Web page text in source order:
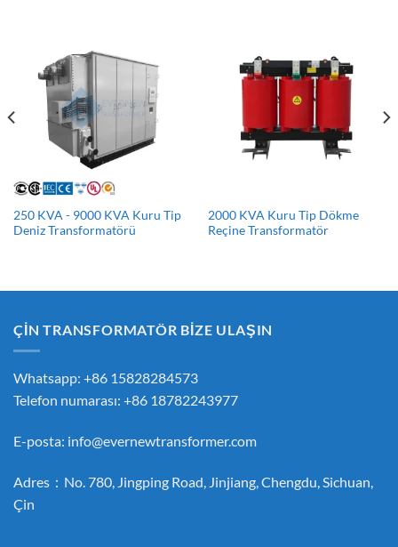
250 KVA - 9000 KVA Kuru Tip
Deniz Transformatörü
2000 KVA Kuru Tip Dökme
Reçine Transformatör
ÇİN TRANSFORMATÖR BİZE ULAŞIN
Whatsapp: +86 15828284573
Telefon numarası: +86 18782243977
E-posta: info@evernewtransformer.com
Adres：No. 780, Jingping Road, Jinjiang, Chengdu, Sichuan,
Çin